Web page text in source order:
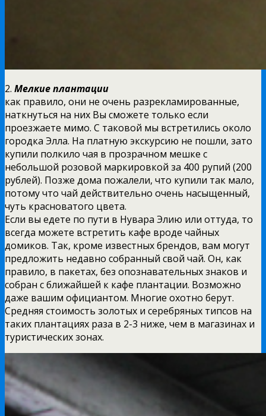
2. Мелкие плантации
как правило, они не очень разрекламированные,
наткнуться на них Вы сможете только если
проезжаете мимо. С таковой мы встретились около
городка Элла. На платную экскурсию не пошли, зато
купили полкило чая в прозрачном мешке с
небольшой розовой маркировкой за 400 рупий (200
рублей). Позже дома пожалели, что купили так мало,
потому что чай действительно очень насыщенный,
чуть красноватого цвета.
Если вы едете по пути в Нувара Элию или оттуда, то
всегда можете встретить кафе вроде чайных
домиков. Так, кроме известных брендов, вам могут
предложить недавно собранный свой чай. Он, как
правило, в пакетах, без опознавательных знаков и
собран с ближайшей к кафе плантации. Возможно
даже вашим официантом. Многие охотно берут.
Средняя стоимость золотых и серебряных типсов на
таких плантациях раза в 2-3 ниже, чем в магазинах и
туристических зонах.